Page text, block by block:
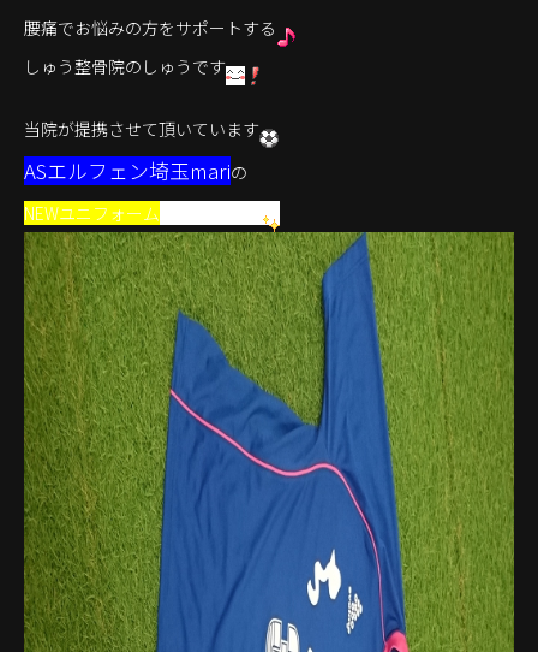
腰痛でお悩みの方をサポートする
しゅう整骨院のしゅうです
当院が提携させて頂いています
ASエルフェン埼玉mariの
NEWユニフォーム